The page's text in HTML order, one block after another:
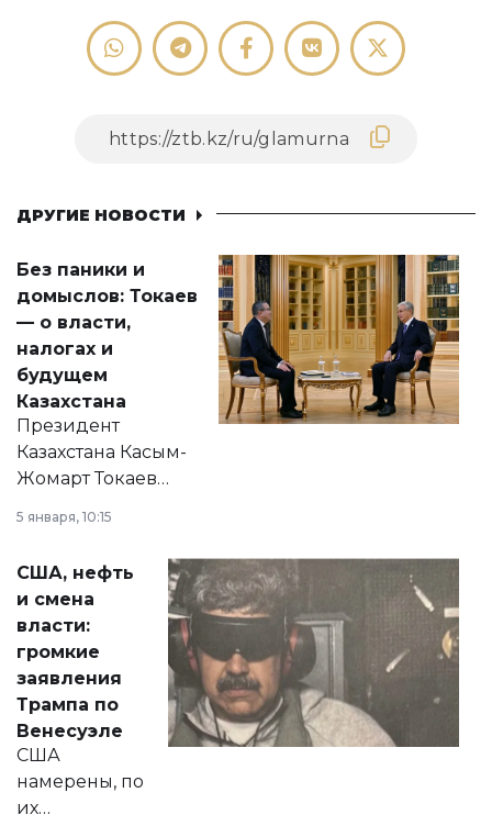
ДРУГИЕ НОВОСТИ
Без паники и
домыслов: Токаев
— о власти,
налогах и
будущем
Казахстана
Президент
Казахстана Касым-
Жомарт Токаев
сразу несколько
актуальных тем —
от слухов о
политических
реформах до
вопросов армии,
экономики и
личного здоровья.
5 января, 10:15
США, нефть
и смена
власти:
громкие
заявления
Трампа по
Венесуэле
США
намерены, по
их